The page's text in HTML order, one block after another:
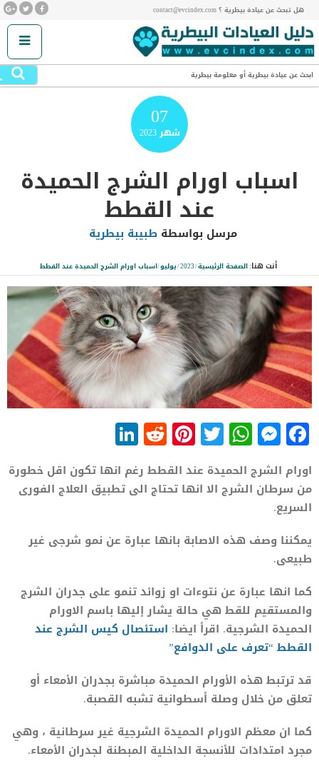
هل تبحث عن عيادة بيطرية ؟ contact@evcindex.com
ابحث عن عيادة بيطرية أو معلومة بيطرية
07
شهر2023
اسباب اورام الشرج الحميدة
عند القطط
مرسل بواسطة طبيبة بيطرية
أنت هنا:الصفحة الرئيسية/
2023
/يوليو/اسباب اورام الشرج الحميدة عند القطط
Facebook
Messenger
WhatsApp
Twitter
Pinterest
Reddit
اورام الشرج الحميدة عند القطط رغم انها تكون اقل خطورة
من سرطان الشرج الا انها تحتاج الى تطبيق العلاج الفورى
السريع.
يمكننا وصف هذه الاصابة بانها عبارة عن نمو شرجى غير
طبيعى.
كما انها عبارة عن نتوءات او زوائد تنمو على جدران الشرج
والمستقيم للقط هي حالة يشار إليها باسم الاورام
الحميدة الشرجية. اقرأ ايضا: استئصال كيس الشرج عند
القطط “تعرف على الدوافع”
قد ترتبط هذه الأورام الحميدة مباشرة بجدران الأمعاء أو
تعلق من خلال وصلة أسطوانية تشبه القصبة.
كما ان معظم الاورام الحميدة الشرجية غير سرطانية ، وهي
مجرد امتدادات للأنسجة الداخلية المبطنة لجدران الأمعاء.